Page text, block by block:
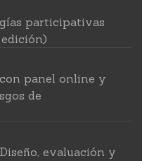
participativas
panel online y
de
evaluación y